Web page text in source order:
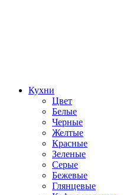
Кухни
Цвет
Белые
Черные
Желтые
Красные
Зеленые
Серые
Бежевые
Глянцевые